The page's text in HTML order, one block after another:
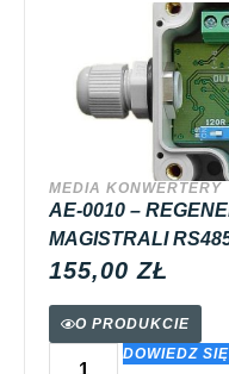
MEDIA KONWERTERY
AE-0010 –
MAGISTRALI
155,00ZŁ
O PRODUKCIE
DOWIEDZ